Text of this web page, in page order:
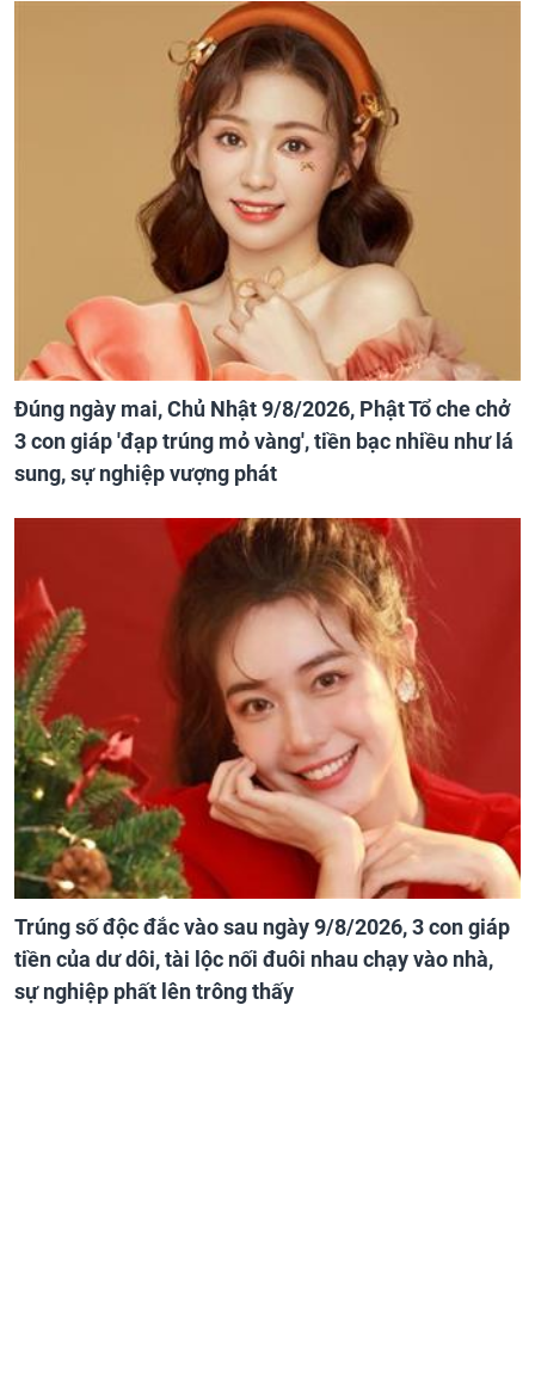
Đúng ngày mai, Chủ Nhật 9/8/2026, Phật Tổ che chở
3 con giáp 'đạp trúng mỏ vàng', tiền bạc nhiều như lá
sung, sự nghiệp vượng phát
Trúng số độc đắc vào sau ngày 9/8/2026, 3 con giáp
tiền của dư dôi, tài lộc nối đuôi nhau chạy vào nhà,
sự nghiệp phất lên trông thấy